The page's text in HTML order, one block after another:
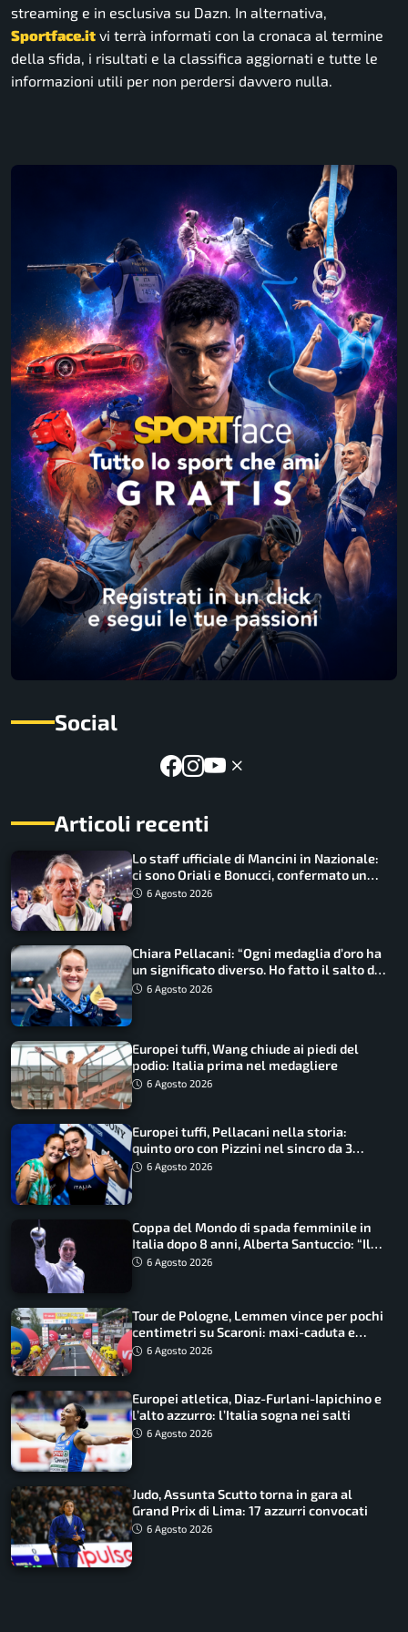
streaming e in esclusiva su Dazn. In alternativa,
Sportface.it vi terrà informati con la cronaca al termine
della sfida, i risultati e la classifica aggiornati e tutte le
informazioni utili per non perdersi davvero nulla.
Social
Articoli recenti
Lo staff ufficiale di Mancini in Nazionale:
ci sono Oriali e Bonucci, confermato un
ritorno
6 Agosto 2026
Chiara Pellacani: “Ogni medaglia d’oro ha
un significato diverso. Ho fatto il salto di
qualità”
6 Agosto 2026
Europei tuffi, Wang chiude ai piedi del
podio: Italia prima nel medagliere
6 Agosto 2026
Europei tuffi, Pellacani nella storia:
quinto oro con Pizzini nel sincro da 3
metri
6 Agosto 2026
Coppa del Mondo di spada femminile in
Italia dopo 8 anni, Alberta Santuccio: “Il
lavoro dà sempre i suoi frutti”
6 Agosto 2026
Tour de Pologne, Lemmen vince per pochi
centimetri su Scaroni: maxi-caduta e
tappa accorciata
6 Agosto 2026
Europei atletica, Diaz-Furlani-Iapichino e
l’alto azzurro: l’Italia sogna nei salti
6 Agosto 2026
Judo, Assunta Scutto torna in gara al
Grand Prix di Lima: 17 azzurri convocati
6 Agosto 2026